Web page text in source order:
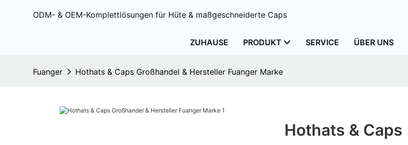
ODM- & OEM-Komplettlösungen für Hüte & maßgeschneiderte Caps
ZUHAUSE PRODUKT SERVICE ÜBER UNS
Fuanger Hothats & Caps Großhandel & Hersteller Fuanger Marke
Hothats & Caps